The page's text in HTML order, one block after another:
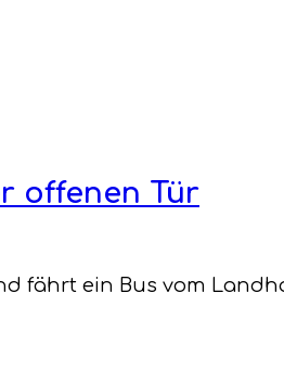
offenen Tür
fährt ein Bus vom